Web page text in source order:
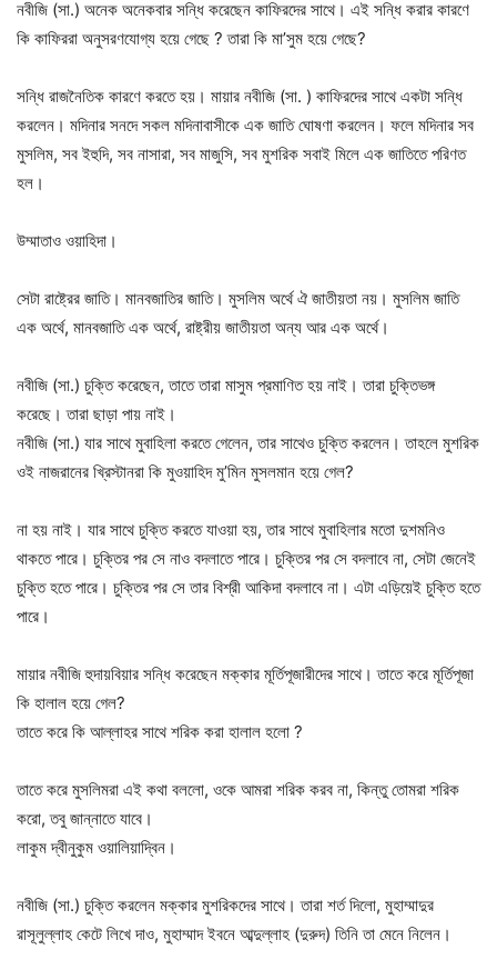
নবীজি (সা.) অনেক অনেকবার সন্ধি করেছেন কাফিরদের সাথে। এই সন্ধি করার কারণে
কি কাফিররা অনুসরণযোগ্য হয়ে গেছে ? তারা কি মা’সুম হয়ে গেছে?
সন্ধি রাজনৈতিক কারণে করতে হয়। মায়ার নবীজি (সা. ) কাফিরদের সাথে একটা সন্ধি
করলেন। মদিনার সনদে সকল মদিনাবাসীকে এক জাতি ঘোষণা করলেন। ফলে মদিনার সব
মুসলিম, সব ইহুদি, সব নাসারা, সব মাজুসি, সব মুশরিক সবাই মিলে এক জাতিতে পরিণত
হল।
উম্মাতাও ওয়াহিদা।
সেটা রাষ্ট্রের জাতি। মানবজাতির জাতি। মুসলিম অর্থে ঐ জাতীয়তা নয়। মুসলিম জাতি
এক অর্থে, মানবজাতি এক অর্থে, রাষ্ট্রীয় জাতীয়তা অন্য আর এক অর্থে।
নবীজি (সা.) চুক্তি করেছেন, তাতে তারা মাসুম প্রমাণিত হয় নাই। তারা চুক্তিভঙ্গ
করেছে। তারা ছাড়া পায় নাই।
নবীজি (সা.) যার সাথে মুবাহিলা করতে গেলেন, তার সাথেও চুক্তি করলেন। তাহলে মুশরিক
ওই নাজরানের খ্রিস্টানরা কি মুওয়াহিদ মু’মিন মুসলমান হয়ে গেল?
না হয় নাই। যার সাথে চুক্তি করতে যাওয়া হয়, তার সাথে মুবাহিলার মতো দুশমনিও
থাকতে পারে। চুক্তির পর সে নাও বদলাতে পারে। চুক্তির পর সে বদলাবে না, সেটা জেনেই
চুক্তি হতে পারে। চুক্তির পর সে তার বিশ্রী আকিদা বদলাবে না। এটা এড়িয়েই চুক্তি হতে
পারে।
মায়ার নবীজি হুদায়বিয়ার সন্ধি করেছেন মক্কার মূর্তিপূজারীদের সাথে। তাতে করে মূর্তিপূজা
কি হালাল হয়ে গেল?
তাতে করে কি আল্লাহর সাথে শরিক করা হালাল হলো ?
তাতে করে মুসলিমরা এই কথা বললো, ওকে আমরা শরিক করব না, কিন্তু তোমরা শরিক
করো, তবু জান্নাতে যাবে।
লাকুম দ্বীনুকুম ওয়ালিয়াদ্বিন।
নবীজি (সা.) চুক্তি করলেন মক্কার মুশরিকদের সাথে। তারা শর্ত দিলো, মুহাম্মাদুর
রাসূলুল্লাহ কেটে লিখে দাও, মুহাম্মাদ ইবনে আব্দুল্লাহ (দুরুদ) তিনি তা মেনে নিলেন।